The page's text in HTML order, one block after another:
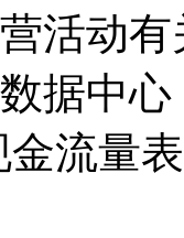
活动
据中
流量